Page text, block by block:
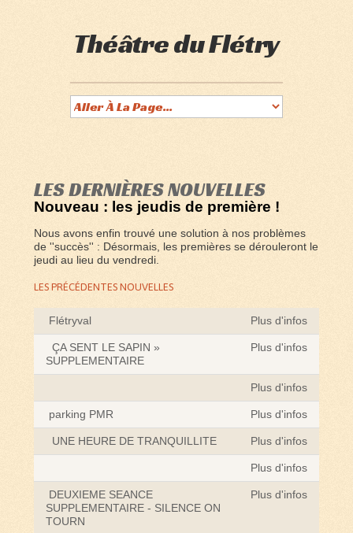
Théâtre du Flétry
LES DERNIÈRES NOUVELLES
Nouveau : les jeudis de première !
Nous avons enfin trouvé une solution à nos problèmes
de ''succès'' : Désormais, les premières se dérouleront le
jeudi au lieu du vendredi.
LES PRÉCÉDENTES NOUVELLES
Flétryval Plus d'infos
ÇA SENT LE SAPIN »
SUPPLEMENTAIRE
Plus d'infos
Plus d'infos
parking PMR Plus d'infos
UNE HEURE DE TRANQUILLITE Plus d'infos
Plus d'infos
DEUXIEME SEANCE
SUPPLEMENTAIRE - SILENCE ON
TOURN
Plus d'infos